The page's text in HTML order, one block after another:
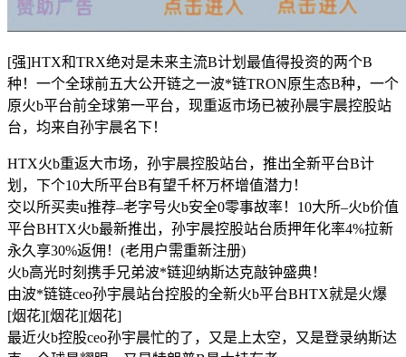
[强]HTX和TRX绝对是未来主流B计划最值得投资的两个B
种！一个全球前五大公开链之一波*链TRON原生态B种，一个
原火b平台前全球第一平台，现重返市场已被孙晨宇晨控股站
台，均来自孙宇晨名下！
HTX火b重返大市场，孙宇晨控股站台，推出全新平台B计
划，下个10大所平台B有望千杯万杯增值潜力！
交以所买卖u推荐–老字号火b安全0零事故率！10大所–火b价值
平台BHTX火b最新推出，孙宇晨控股站台质押年化率4%拉新
永久享30%返佣！(老用户需重新注册)
火b高光时刻携手兄弟波*链迎纳斯达克敲钟盛典！
由波*链链ceo孙宇晨站台控股的全新火b平台BHTX就是火爆
[烟花][烟花][烟花]
最近火b控股ceo孙宇晨忙的了，又是上太空，又是登录纳斯达